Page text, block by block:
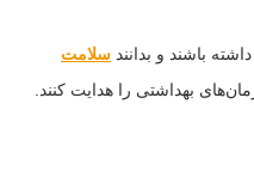
باشند و بدانند سلامت
بهداشتی را هدایت کنند.